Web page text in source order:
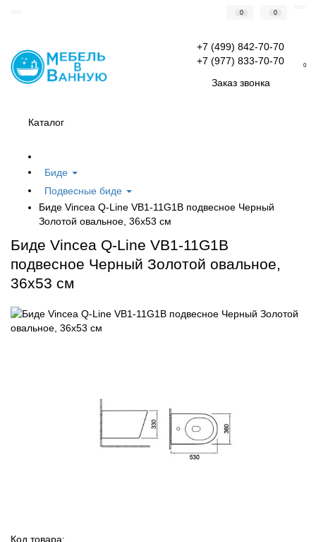
0 0
+7 (499) 842-70-70
+7 (977) 833-70-70
Заказ звонка
0
Каталог
Биде
Подвесные биде
Биде Vincea Q-Line VB1-11G1B подвесное Черный
Золотой овальное, 36x53 см
Биде Vincea Q-Line VB1-11G1B
подвесное Черный Золотой овальное,
36x53 см
Код товара: